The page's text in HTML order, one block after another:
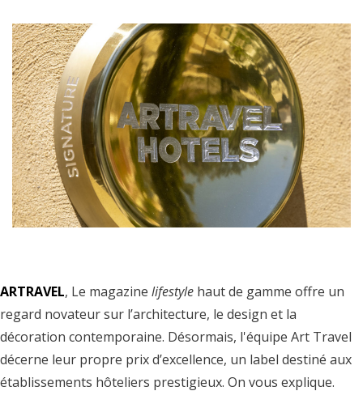
ARTRAVEL, Le magazine lifestyle haut de gamme offre un
regard novateur sur l’architecture, le design et la
décoration contemporaine. Désormais, l'équipe Art Travel
décerne leur propre prix d’excellence, un label destiné aux
établissements hôteliers prestigieux. On vous explique.